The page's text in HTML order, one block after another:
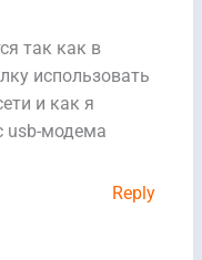
так как в
использовать
и как я
usb-модема
Reply